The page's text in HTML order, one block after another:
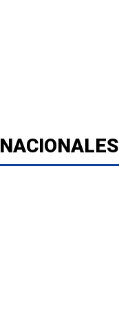
NACIONALES